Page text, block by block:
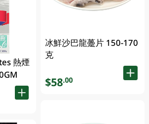
煙
冰鮮沙巴龍躉片 150-170
克
$58.00